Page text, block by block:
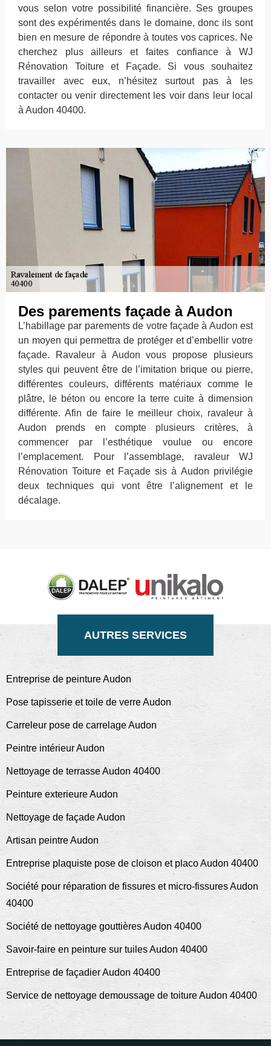
vous selon votre possibilité financière. Ses groupes
sont des expérimentés dans le domaine, donc ils sont
bien en mesure de répondre à toutes vos caprices. Ne
cherchez plus ailleurs et faites confiance à WJ
Rénovation Toiture et Façade. Si vous souhaitez
travailler avec eux, n’hésitez surtout pas à les
contacter ou venir directement les voir dans leur local
à Audon 40400.
Des parements façade à Audon
L’habillage par parements de votre façade à Audon est
un moyen qui permettra de protéger et d’embellir votre
façade. Ravaleur à Audon vous propose plusieurs
styles qui peuvent être de l’imitation brique ou pierre,
différentes couleurs, différents matériaux comme le
plâtre, le béton ou encore la terre cuite à dimension
différente. Afin de faire le meilleur choix, ravaleur à
Audon prends en compte plusieurs critères, à
commencer par l’esthétique voulue ou encore
l’emplacement. Pour l’assemblage, ravaleur WJ
Rénovation Toiture et Façade sis à Audon privilégie
deux techniques qui vont être l’alignement et le
décalage.
AUTRES SERVICES
Entreprise de peinture Audon
Pose tapisserie et toile de verre Audon
Carreleur pose de carrelage Audon
Peintre intérieur Audon
Nettoyage de terrasse Audon 40400
Peinture exterieure Audon
Nettoyage de façade Audon
Artisan peintre Audon
Entreprise plaquiste pose de cloison et placo Audon 40400
Société pour réparation de fissures et micro-fissures Audon
40400
Société de nettoyage gouttières Audon 40400
Savoir-faire en peinture sur tuiles Audon 40400
Entreprise de façadier Audon 40400
Service de nettoyage demoussage de toiture Audon 40400